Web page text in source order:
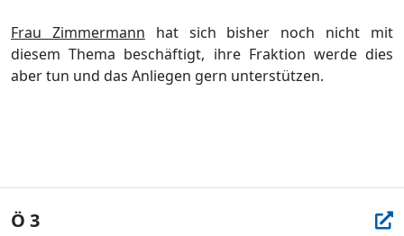
Frau Zimmermann hat sich bisher noch nicht mit
diesem Thema beschäftigt, ihre Fraktion werdedies
aber tun und das Anliegen gern unterstützen.
Ö 3